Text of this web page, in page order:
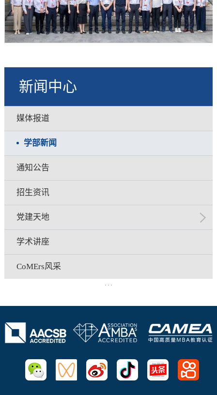
新闻中心
媒体报道
学部新闻
通知公告
招生资讯
党建天地
学术讲座
CoMErs风采